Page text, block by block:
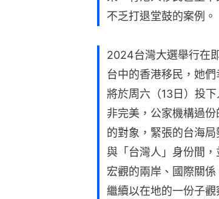
不乏打退堂鼓的案例。
2024台灣大選舉行在
台中的香港移民，她
將於周六（13日）投
非完美，公家機構過
的對象，緊張的台海
與「台灣人」身份間
宏觀的兩岸、國際關
繼續以在地的一份子